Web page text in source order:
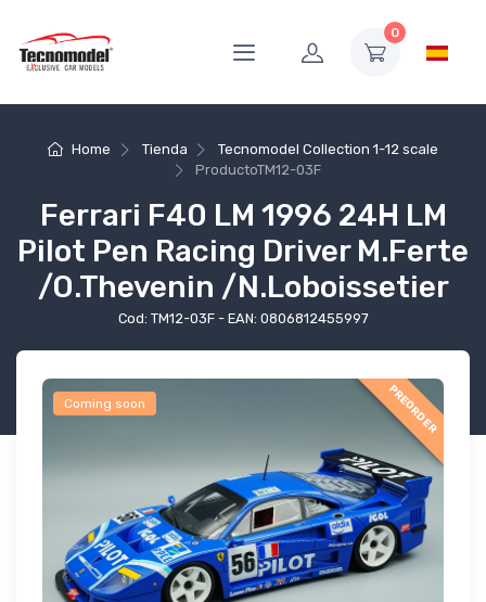
0
Home Tienda
Tecnomodel Collection 1-12 scale
ProductoTM12-03F
Ferrari F40 LM 1996 24H LM
Pilot Pen Racing Driver M.Ferte
/O.Thevenin /N.Loboissetier
Cod: TM12-03F - EAN: 0806812455997
Coming soon PREORDER